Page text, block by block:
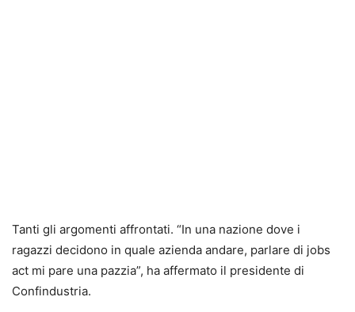
Tanti gli argomenti affrontati. “In una nazione dove i
ragazzi decidono in quale azienda andare, parlare di jobs
act mi pare una pazzia”, ha affermato il presidente di
Confindustria.